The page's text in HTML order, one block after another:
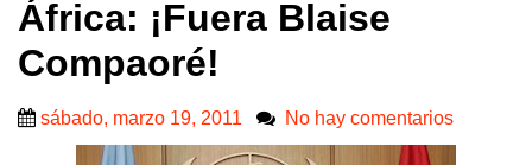
África: ¡Fuera Blaise
Compaoré!
sábado, marzo 19, 2011 No hay comentarios